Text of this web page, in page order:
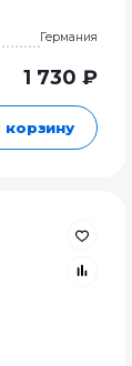
Германия
1 730 ₽
корзину